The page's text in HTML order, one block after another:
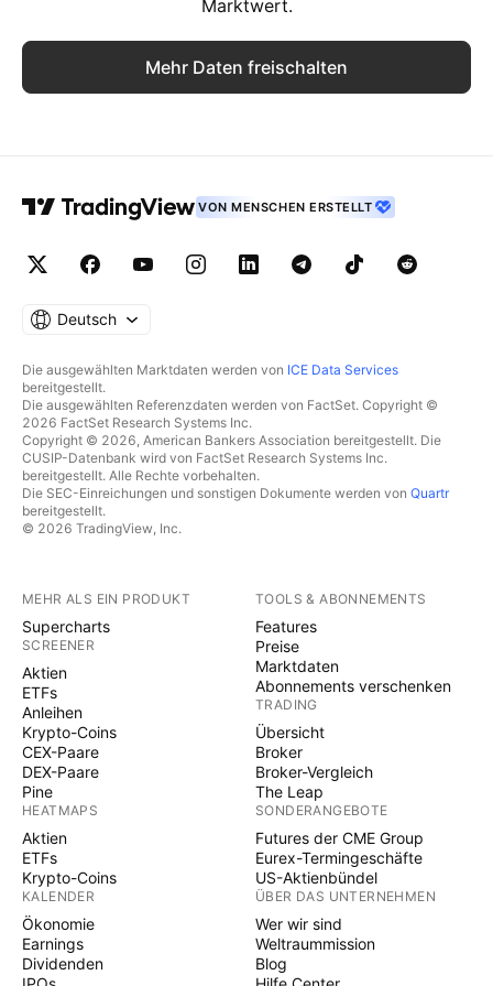
Marktwert.
Mehr Daten freischalten
VON MENSCHEN ERSTELLT
Deutsch
Die ausgewählten Marktdaten werden von ICE Data Services
bereitgestellt.
Die ausgewählten Referenzdaten werden von FactSet. Copyright ©
2026 FactSet Research Systems Inc.
Copyright © 2026, American Bankers Association bereitgestellt. Die
CUSIP-Datenbank wird von FactSet Research Systems Inc.
bereitgestellt. Alle Rechte vorbehalten.
Die SEC-Einreichungen und sonstigen Dokumente werden von Quartr
bereitgestellt.
© 2026 TradingView, Inc.
MEHR ALS EIN PRODUKT
Supercharts
SCREENER
Aktien
ETFs
Anleihen
Krypto-Coins
CEX-Paare
DEX-Paare
Pine
HEATMAPS
Aktien
ETFs
Krypto-Coins
KALENDER
Ökonomie
Earnings
Dividenden
TOOLS & ABONNEMENTS
Features
Preise
Marktdaten
Abonnements verschenken
TRADING
Übersicht
Broker
Broker-Vergleich
The Leap
SONDERANGEBOTE
Futures der CME Group
Eurex-Termingeschäfte
US-Aktienbündel
ÜBER DAS UNTERNEHMEN
Wer wir sind
Weltraummission
Blog